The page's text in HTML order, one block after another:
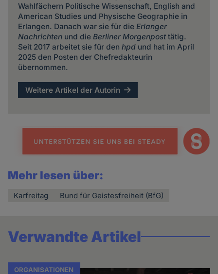
Wahlfächern Politische Wissenschaft, English and
American Studies und Physische Geographie in
Erlangen. Danach war sie für die Erlanger
Nachrichtenund die Berliner Morgenposttätig.
Seit 2017 arbeitet sie für den hpdund hat im April
2025 den Posten der Chefredakteurin
übernommen.
Weitere Artikel der Autorin
Mehr lesen über:
Karfreitag Bund für Geistesfreiheit (BfG)
Verwandte Artikel
ORGANISATIONEN